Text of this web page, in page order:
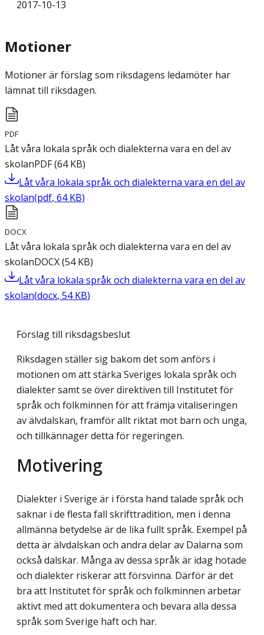
2017-10-13
Motioner
Motioner är förslag som riksdagens ledamöter har
lämnat till riksdagen.
PDF
Låt våra lokala språk och dialekterna vara en del av
skolanPDF(64 KB)
Låt våra lokala språk och dialekterna vara en del av
skolan(pdf, 64 KB)
DOCX
Låt våra lokala språk och dialekterna vara en del av
skolanDOCX(54 KB)
Låt våra lokala språk och dialekterna vara en del av
skolan(docx, 54 KB)
Förslag till riksdagsbeslut
Riksdagen ställer sig bakom det som anförs i
motionen om att stärka Sveriges lokala språk och
dialekter samt se över direktiven till Institutet för
språk och folkminnen för att främja vitaliseringen
av älvdalskan, framför allt riktat mot barn och unga,
och tillkännager detta för regeringen.
Motivering
Dialekter i Sverige är i första hand talade språk och
saknar i de flesta fall skrifttradition, men i denna
allmänna betydelse är de lika fullt språk. Exempel på
detta är älvdalskan och andra delar av Dalarna som
också dalskar. Många av dessa språk är idag hotade
och dialekter riskerar att försvinna. Därför är det
bra att Institutet för språk och folkminnen arbetar
aktivt med att dokumentera och bevara alla dessa
språk som Sverige haft och har.